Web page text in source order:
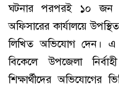
ঘটনার পরপরই ১০ জন
অফিসারের কার্যালয়ে
লিখিত অভিযোগ দেন।
বিকেলে উপজেলা
শিক্ষার্থীদের অভিযোগের